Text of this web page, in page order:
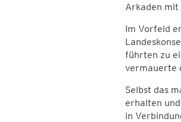
Arkaden mit
Im Vorfeld
führten zu
vermauerte
Selbst das
erhalten
in